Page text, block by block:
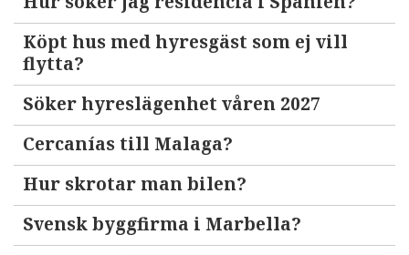
Köpt hus med hyresgäst som ej vill
flytta?
Söker hyreslägenhet våren 2027
Cercanías till Malaga?
Hur skrotar man bilen?
Svensk byggfirma i Marbella?